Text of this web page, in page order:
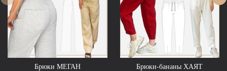
Брюки МЕГАН Брюки-бананы ХАЯТ